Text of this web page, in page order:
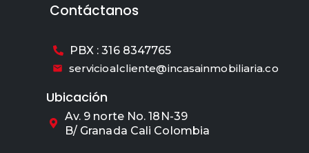
Contáctanos
PBX : 316 8347765
servicioalcliente@incasainmobiliaria.co
Ubicación
Av. 9 norte No. 18N-39
B/ Granada Cali Colombia